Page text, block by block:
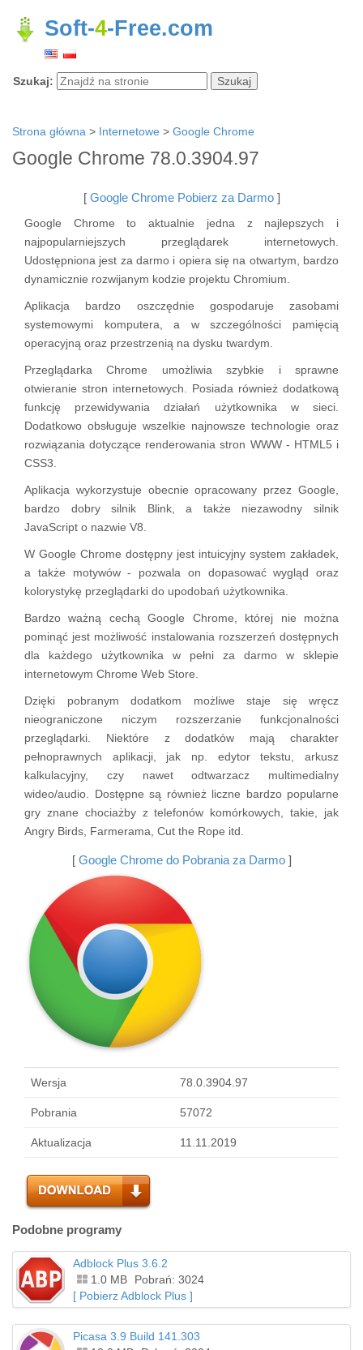
Soft-4-Free.com
Szukaj:
Strona główna > Internetowe > Google Chrome
Google Chrome 78.0.3904.97
[ Google Chrome Pobierz za Darmo]
Google Chrome to aktualnie jedna z najlepszych i
najpopularniejszych przeglądarek internetowych.
Udostępniona jest za darmo i opiera się na otwartym, bardzo
dynamicznie rozwijanym kodzie projektu Chromium.
Aplikacja bardzo oszczędnie gospodaruje zasobami
systemowymi komputera, a w szczególności pamięcią
operacyjną oraz przestrzenią na dysku twardym.
Przeglądarka Chrome umożliwia szybkie i sprawne
otwieranie stron internetowych. Posiada również dodatkową
funkcję przewidywania działań użytkownika w sieci.
Dodatkowo obsługuje wszelkie najnowsze technologie oraz
rozwiązania dotyczące renderowania stron WWW - HTML5 i
CSS3.
Aplikacja wykorzystuje obecnie opracowany przez Google,
bardzo dobry silnik Blink, a także niezawodny silnik
JavaScript o nazwie V8.
W Google Chrome dostępny jest intuicyjny system zakładek,
a także motywów - pozwala on dopasować wygląd oraz
kolorystykę przeglądarki do upodobań użytkownika.
Bardzo ważną cechą Google Chrome, której nie można
pominąć jest możliwość instalowania rozszerzeń dostępnych
dla każdego użytkownika w pełni za darmo w sklepie
internetowym Chrome Web Store.
Dzięki pobranym dodatkom możliwe staje się wręcz
nieograniczone niczym rozszerzanie funkcjonalności
przeglądarki. Niektóre z dodatków mają charakter
pełnoprawnych aplikacji, jak np. edytor tekstu, arkusz
kalkulacyjny, czy nawet odtwarzacz multimedialny
wideo/audio. Dostępne są również liczne bardzo popularne
gry znane chociażby z telefonów komórkowych, takie, jak
Angry Birds, Farmerama, Cut the Rope itd.
[ Google Chrome do Pobrania za Darmo]
Wersja 78.0.3904.97
Pobrania 57072
Aktualizacja 11.11.2019
Podobne programy
Adblock Plus 3.6.2
1.0 MB
Pobrań: 3024
[ Pobierz Adblock Plus ]
Picasa 3.9 Build 141.303